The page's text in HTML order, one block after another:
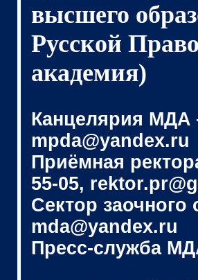
высшего
Русской
академия)
Канцелярия МДА
mpda@yandex.ru
Приёмная
55-05,
Сектор
mda@yandex.ru
Пресс-служба